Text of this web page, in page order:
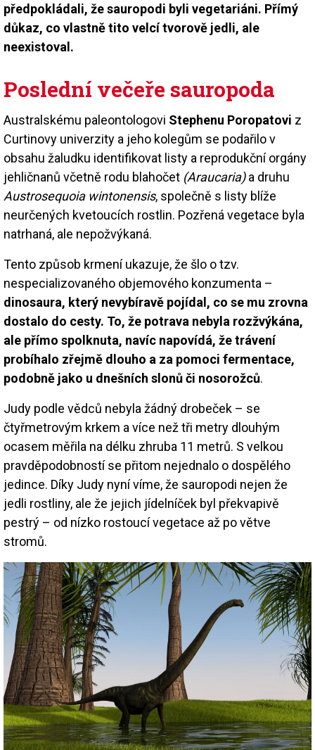
předpokládali, že sauropodi byli vegetariáni. Přímý
důkaz, co vlastně tito velcí tvorově jedli, ale
neexistoval.
Poslední večeře sauropoda
Australskému paleontologovi Stephenu Poropatovi z
Curtinovy univerzity a jeho kolegům se podařilo v
obsahu žaludku identifikovat listy a reprodukční orgány
jehličnanů včetně rodu blahočet (Araucaria)a druhu
Austrosequoia wintonensis, společně s listy blíže
neurčených kvetoucích rostlin. Pozřená vegetace byla
natrhaná, ale nepožvýkaná.
Tento způsob krmení ukazuje, že šlo o tzv.
nespecializovaného objemového konzumenta –
dinosaura, který nevybíravě pojídal, co se mu zrovna
dostalo do cesty. To, že potrava nebyla rozžvýkána,
ale přímo spolknuta, navíc napovídá, že trávení
probíhalo zřejmě dlouho a za pomoci fermentace,
podobně jako u dnešních slonů či nosorožců.
Judy podle vědců nebyla žádný drobeček – se
čtyřmetrovým krkem a více než tři metry dlouhým
ocasem měřila na délku zhruba 11 metrů. S velkou
pravděpodobností se přitom nejednalo o dospělého
jedince. Díky Judy nyní víme, že sauropodi nejen že
jedli rostliny, ale že jejich jídelníček byl překvapivě
pestrý – od nízko rostoucí vegetace až po větve
stromů.
Image